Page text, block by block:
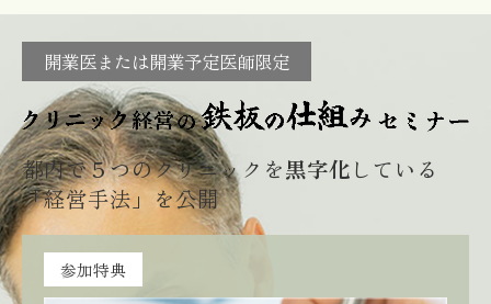
開業医または開業予定医師限定
都内で５つのクリニックを黒字化している
「経営手法」を公開
参加特典